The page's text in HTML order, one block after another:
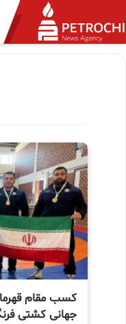
کسب مقام
جهانی کشتی